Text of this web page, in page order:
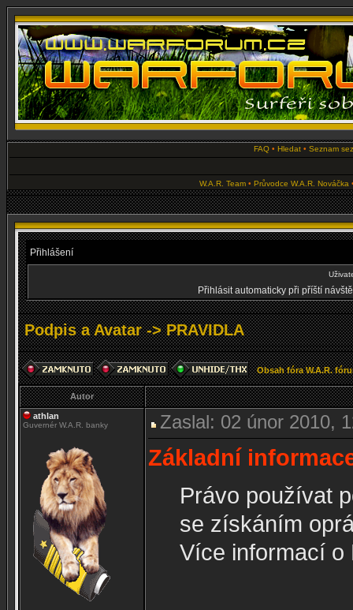
FAQ • Hledat • Seznam
W.A.R. Team• Průvodce W.A.R. Nováčka
Přihlášení
Přihlásit automaticky při příští
Podpis a Avatar -> PRAVIDLA
Obsah fóra W.A.R.
Autor
athlan
Guvernér W.A.R. banky Zaslal: 02 únor 2010,
Základní
Právo používat
se získáním
Více informací